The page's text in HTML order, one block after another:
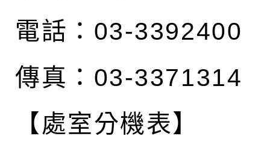
電話：03-3392400
傳真：03-3371314
【處室分機表】